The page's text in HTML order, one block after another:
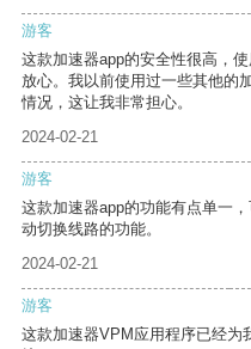
游客
这款加速器app的安全性很高，
放心。我以前使用过一些其他的
情况，这让我非常担心。
2024-02-21
游客
这款加速器app的功能有点单一
动切换线路的功能。
2024-02-21
游客
这款加速器VPM应用程序已经为